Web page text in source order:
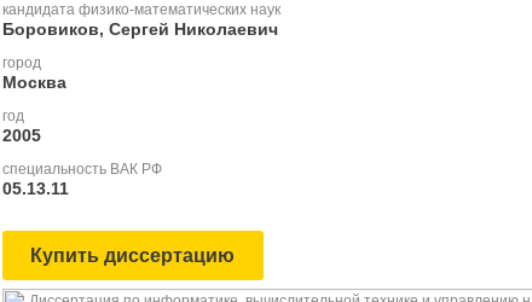
кандидата физико-математических наук
Боровиков, Сергей Николаевич
город
Москва
год
2005
специальность ВАК РФ
05.13.11
Купить диссертацию